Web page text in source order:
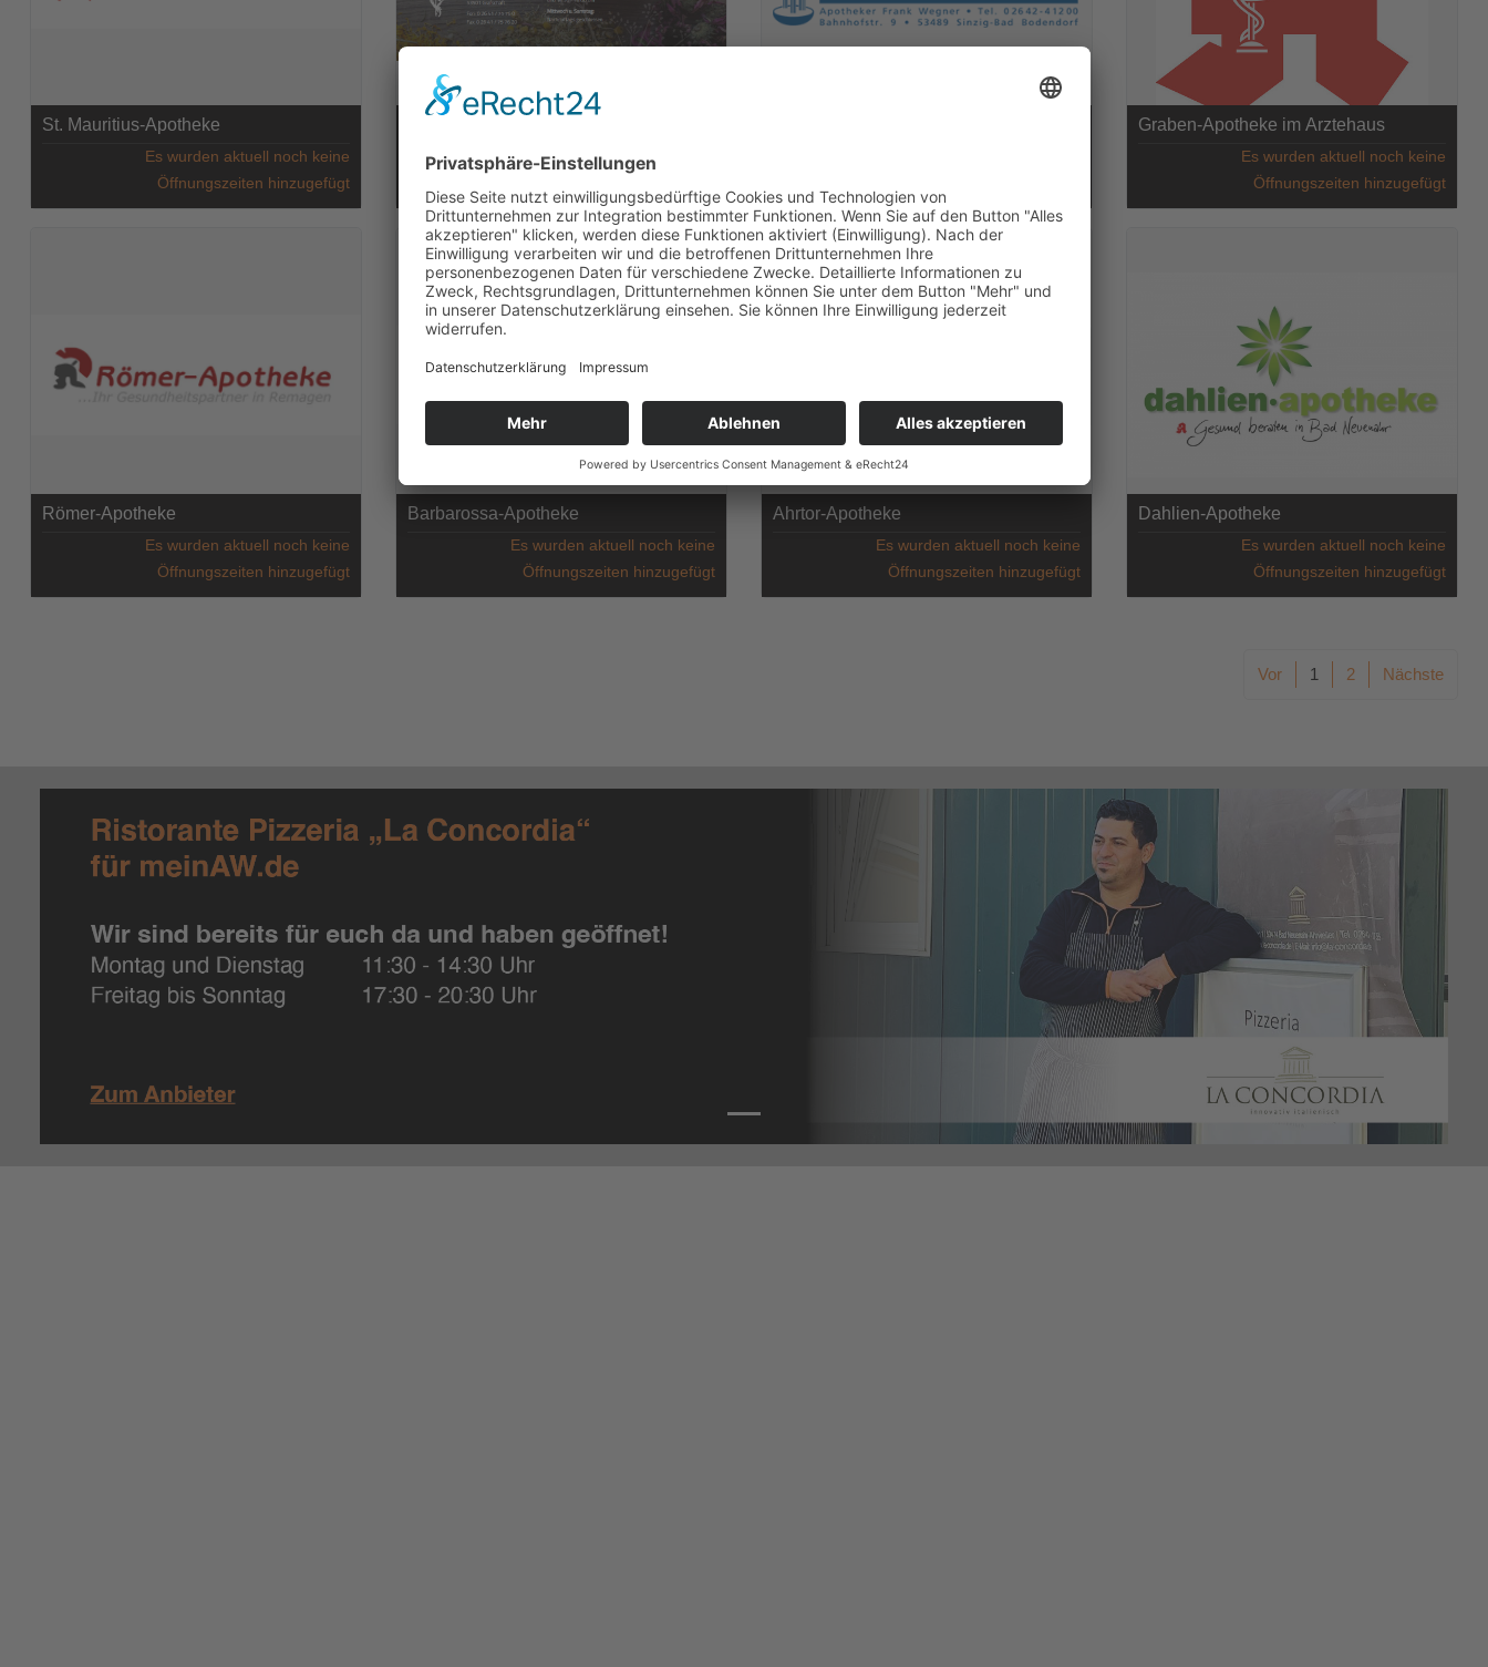
St. Mauritius-Apotheke
Es wurden aktuell noch keine
Öffnungszeiten hinzugefügt
Es wurden aktuell noch keine
Graben-Apotheke im Ärztehaus
Es wurden aktuell noch keine
Öffnungszeiten hinzugefügt
Römer-Apotheke
Es wurden aktuell noch keine
Öffnungszeiten hinzugefügt
Barbarossa-Apotheke
Es wurden aktuell noch keine
Öffnungszeiten hinzugefügt
Ahrtor-Apotheke
Es wurden aktuell noch keine
Öffnungszeiten hinzugefügt
Dahlien-Apotheke
Es wurden aktuell noch keine
Öffnungszeiten hinzugefügt
Vor 1 2 Nächste